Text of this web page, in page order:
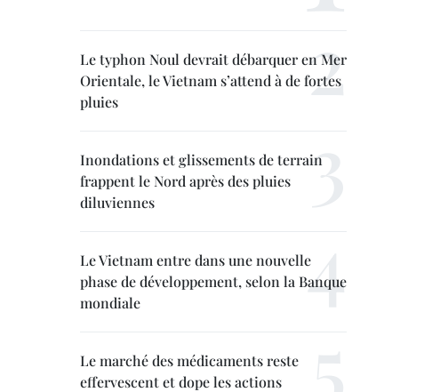
Le typhon Noul devrait débarquer en Mer
Orientale, le Vietnam s’attend à de fortes
pluies
Inondations et glissements de terrain
frappent le Nord après des pluies
diluviennes
Le Vietnam entre dans une nouvelle
phase de développement, selon la Banque
mondiale
Le marché des médicaments reste
effervescent et dope les actions